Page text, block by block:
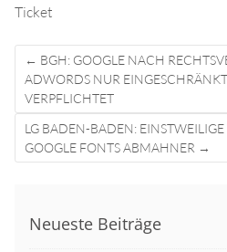
Ticket
Post
navigation
← BGH: GOOGLE NACH
ADWORDS NUR
VERPFLICHTET
LG BADEN-BADEN:
GOOGLE FONTS ABMAHNER →
Neueste Beiträge